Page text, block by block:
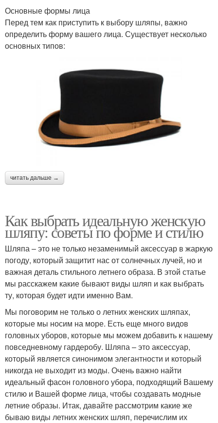
Основные формы лица
Перед тем как приступить к выбору шляпы, важно
определить форму вашего лица. Существует несколько
основных типов:
читать дальше →
Как выбрать идеальную женскую
шляпу: советы по форме и стилю
Шляпа – это не только незаменимый аксессуар в жаркую
погоду, который защитит нас от солнечных лучей, но и
важная деталь стильного летнего образа. В этой статье
мы расскажем какие бывают виды шляп и как выбрать
ту, которая будет идти именно Вам.
Мы поговорим не только о летних женских шляпах,
которые мы носим на море. Есть еще много видов
головных уборов, которые мы можем добавить к нашему
повседневному гардеробу. Шляпа – это аксессуар,
который является синонимом элегантности и который
никогда не выходит из моды. Очень важно найти
идеальный фасон головного убора, подходящий Вашему
стилю и Вашей форме лица, чтобы создавать модные
летние образы. Итак, давайте рассмотрим какие же
бываю виды летних женских шляп, перечислим их